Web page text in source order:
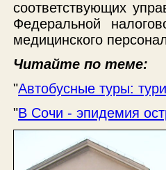
соответствующих
Федеральной
медицинского
Читайте по теме:
"Автобусные туры:
"В Сочи - эпидемия